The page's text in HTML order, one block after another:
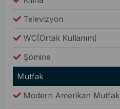
Televizyon
WC(Ortak Kullanım)
Şömine
Mutfak
Modern Amerikan Mutfak